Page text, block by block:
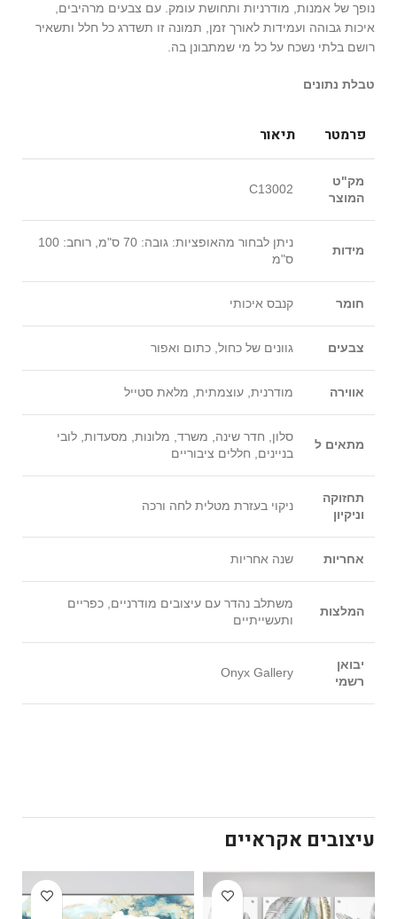
נופך של אמנות, מודרניות ותחושת עומק. עם צבעים מרהיבים,
איכות גבוהה ועמידות לאורך זמן, תמונה זו תשדרג כל חלל ותשאיר
רושם בלתי נשכח על כל מי שמתבונן בה.
טבלת נתונים
פרמטר תיאור
מק"ט
המוצר
C13002
מידות
ניתן לבחור מהאופציות: גובה: 70 ס"מ, רוחב: 100
ס"מ
חומר קנבס איכותי
צבעים גוונים של כחול, כתום ואפור
אווירה מודרנית, עוצמתית, מלאת סטייל
מתאים ל
סלון, חדר שינה, משרד, מלונות, מסעדות, לובי
בניינים, חללים ציבוריים
תחזוקה
וניקיון
ניקוי בעזרת מטלית לחה ורכה
אחריות שנה אחריות
המלצות
משתלב נהדר עם עיצובים מודרניים, כפריים
ותעשייתיים
יבואן
רשמי
Onyx Gallery
עיצובים אקראיים